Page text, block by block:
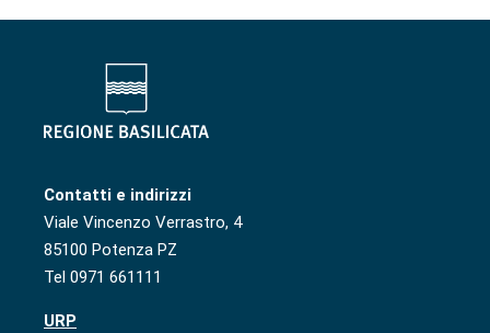
Contatti e indirizzi
Viale Vincenzo Verrastro, 4
85100 Potenza PZ
Tel 0971 661111
URP